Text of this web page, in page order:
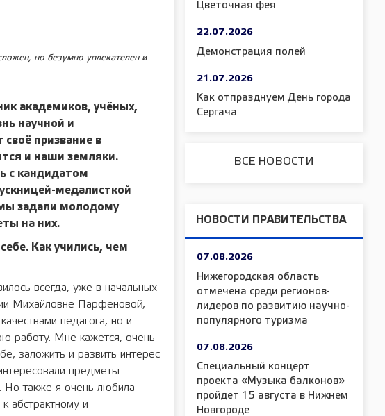
но безумно увлекателен и
академиков, учёных,
научной и
призвание в
и наши земляки.
с кандидатом
медалисткой
задали молодому
на них.
Как учились, чем
всегда, уже в начальных
Михайловне Парфеновой,
педагога, но и
работу. Мне кажется, очень
заложить и развить интерес
предметы
Но также я очень любила
абстрактному и
Цветочная фея
22.07.2026
Демонстрация полей
21.07.2026
Как отпразднуем День города
Сергача
ВСЕ НОВОСТИ
НОВОСТИ ПРАВИТЕЛЬСТВА
07.08.2026
Нижегородская область
отмечена среди регионов-
лидеров по развитию научно-
популярного туризма
07.08.2026
Специальный концерт
проекта «Музыка балконов»
пройдет 15 августа в Нижнем
Новгороде